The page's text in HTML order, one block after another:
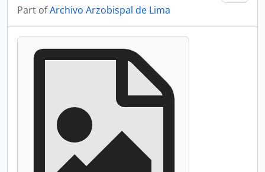
Part ofArchivo Arzobispal de Lima